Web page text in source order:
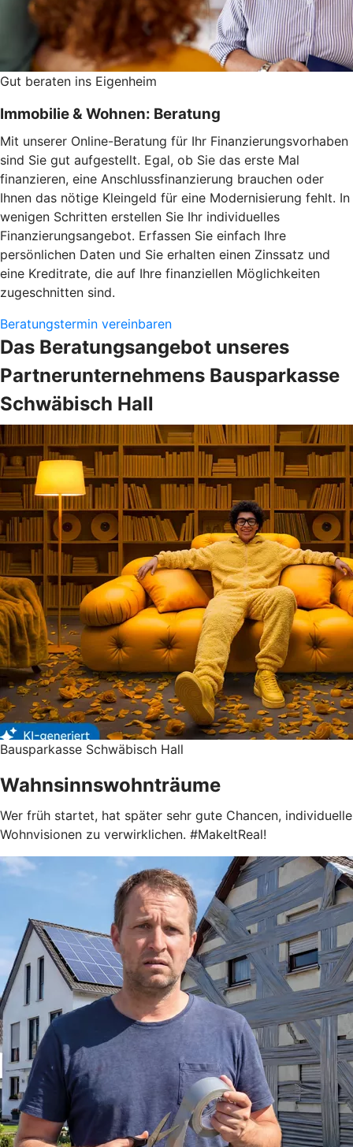
Gut beraten ins Eigenheim
Immobilie & Wohnen: Beratung
Mit unserer Online-Beratung für Ihr Finanzierungsvorhaben
sind Sie gut aufgestellt. Egal, ob Sie das erste Mal
finanzieren, eine Anschlussfinanzierung brauchen oder
Ihnen das nötige Kleingeld für eine Modernisierung fehlt. In
wenigen Schritten erstellen Sie Ihr individuelles
Finanzierungsangebot. Erfassen Sie einfach Ihre
persönlichen Daten und Sie erhalten einen Zinssatz und
eine Kreditrate, die auf Ihre finanziellen Möglichkeiten
zugeschnitten sind.
Beratungstermin vereinbaren
Das Beratungsangebot unseres
Partnerunternehmens Bausparkasse
Schwäbisch Hall
Bausparkasse Schwäbisch Hall
Wahnsinnswohnträume
Wer früh startet, hat später sehr gute Chancen, individuelle
Wohnvisionen zu verwirklichen. #MakeItReal!